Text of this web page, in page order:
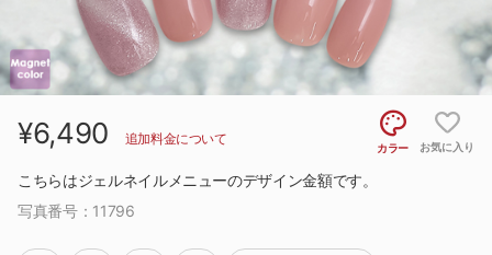
¥6,490 追加料金について
カラー お気に入り
こちらはジェルネイルメニューのデザイン金額です。
写真番号： 11796